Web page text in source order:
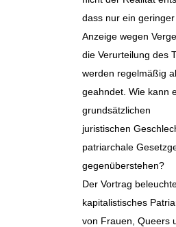
dass nur ein
Anzeige wegen
die Verurteilung des
werden regelmäßig
geahndet. Wie kann
grundsätzlichen
juristischen
patriarchale
gegenüberstehen?
Der Vortrag
kapitalistisches
von Frauen, Queers